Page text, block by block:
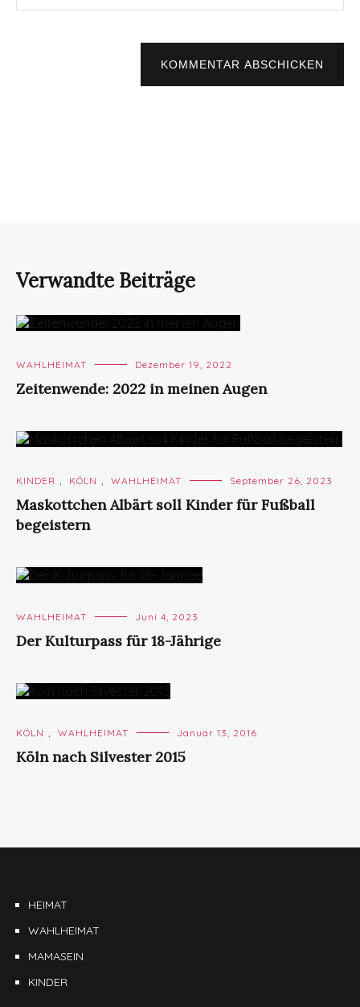
KOMMENTAR ABSCHICKEN
Verwandte Beiträge
WAHLHEIMAT Dezember 19, 2022
Zeitenwende: 2022 in meinen Augen
KINDER , KÖLN , WAHLHEIMAT September 26, 2023
Maskottchen Albärt soll Kinder für Fußball
begeistern
WAHLHEIMAT Juni 4, 2023
Der Kulturpass für 18-Jährige
KÖLN , WAHLHEIMAT Januar 13, 2016
Köln nach Silvester 2015
HEIMAT
WAHLHEIMAT
MAMASEIN
KINDER